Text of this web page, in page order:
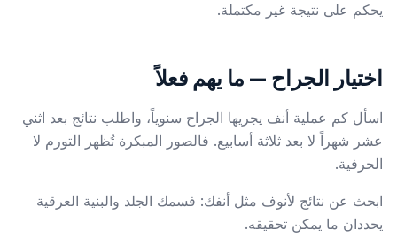
يحكم على نتيجة غير مكتملة.
اختيار الجراح — ما يهم فعلاً
اسأل كم عملية أنف يجريها الجراح سنوياً، واطلب نتائج بعد اثني
عشر شهراً لا بعد ثلاثة أسابيع. فالصور المبكرة تُظهر التورم لا
الحرفية.
ابحث عن نتائج لأنوف مثل أنفك: فسمك الجلد والبنية العرقية
يحددان ما يمكن تحقيقه.